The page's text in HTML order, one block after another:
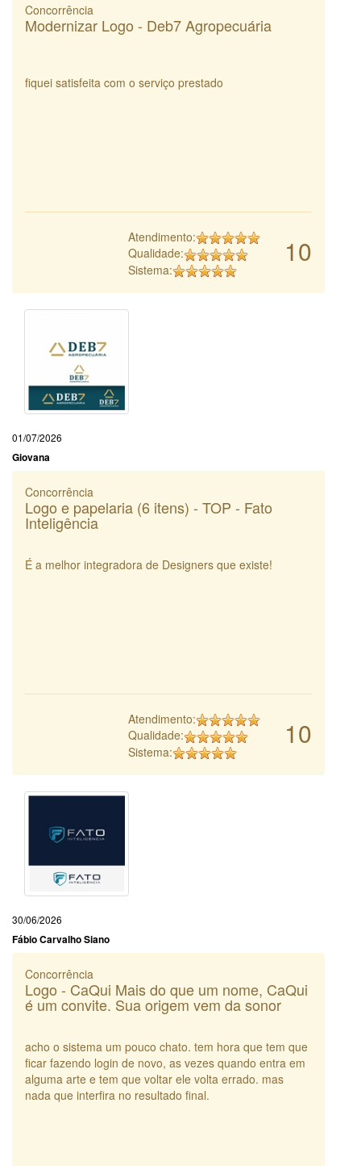
Concorrência
Modernizar Logo - Deb7 Agropecuária
fiquei satisfeita com o serviço prestado
10
Atendimento:
Qualidade:
Sistema:
01/07/2026
Giovana
Concorrência
Logo e papelaria (6 itens) - TOP - Fato
Inteligência
É a melhor integradora de Designers que existe!
10
Atendimento:
Qualidade:
Sistema:
30/06/2026
Fábio Carvalho Siano
Concorrência
Logo - CaQui Mais do que um nome, CaQui
é um convite. Sua origem vem da sonor
acho o sistema um pouco chato. tem hora que tem que
ficar fazendo login de novo, as vezes quando entra em
alguma arte e tem que voltar ele volta errado. mas
nada que interfira no resultado final.